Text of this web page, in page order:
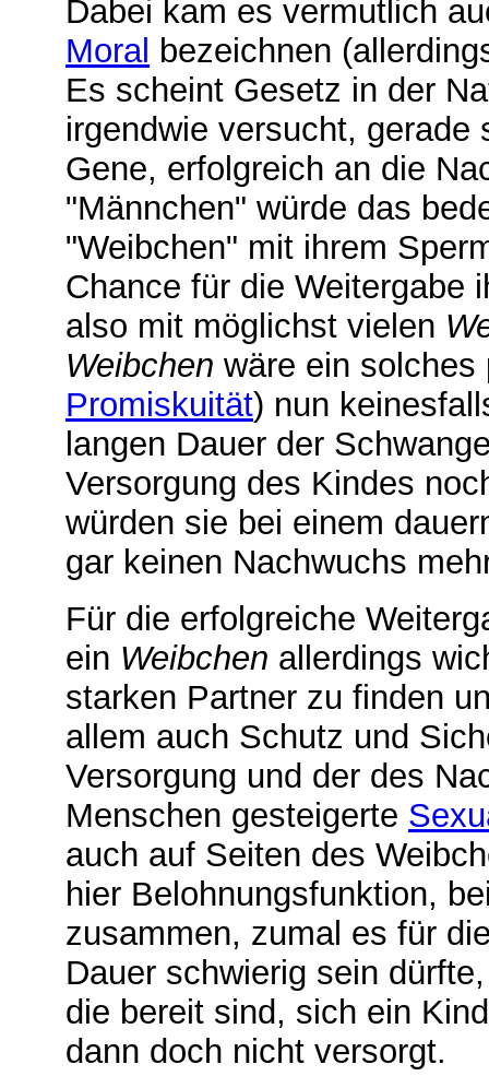
Dabei kam es vermutlich
Moral bezeichnen
Es scheint Gesetz in der
irgendwie versucht,
Gene, erfolgreich an die
"Männchen" würde das
"Weibchen" mit ihrem
Chance für die Weitergabe
also mit möglichst vielen
Weibchen wäre ein solches
Promiskuität) nun
langen Dauer der
Versorgung des Kindes
würden sie bei einem
gar keinen Nachwuchs
Für die erfolgreiche
ein Weibchen allerdings
starken Partner zu finden
allem auch Schutz und
Versorgung und der des
Menschen gesteigerte
auch auf Seiten des
hier Belohnungsfunktion,
zusammen, zumal es für
Dauer schwierig sein
die bereit sind, sich ein
dann doch nicht versorgt.